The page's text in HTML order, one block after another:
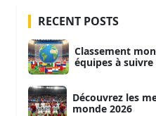
RECENT POSTS
Classement
équipes à suivre
Découvrez les
monde 2026